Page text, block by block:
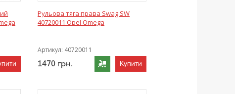
Рульова тяга права Swag SW
40720011 Opel Omega
Артикул: 40720011
1470 грн. Купити